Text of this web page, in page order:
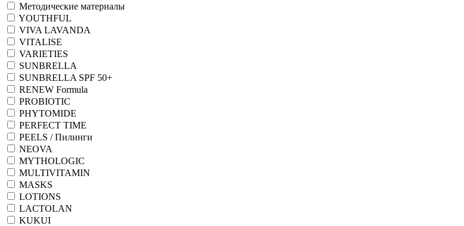
Методические материалы
YOUTHFUL
VIVA LAVANDA
VITALISE
VARIETIES
SUNBRELLA
SUNBRELLA SPF 50+
RENEW Formula
PROBIOTIC
PHYTOMIDE
PERFECT TIME
PEELS / Пилинги
NEOVA
MYTHOLOGIC
MULTIVITAMIN
MASKS
LOTIONS
LACTOLAN
KUKUI